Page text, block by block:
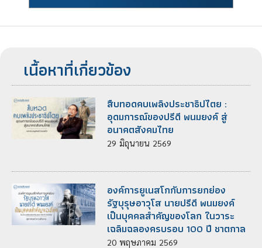
เนื้อหาที่เกี่ยวข้อง
สืบทอดคบเพลิงประชาธิปไตย :
อุดมการณ์ของปรีดี พนมยงค์ สู่
อนาคตสังคมไทย
29 มิถุนายน 2569
องค์การยูเนสโกกับการยกย่อง
รัฐบุรุษอาวุโส นายปรีดี พนมยงค์
เป็นบุคคลสำคัญของโลก ในวาระ
เฉลิมฉลองครบรอบ 100 ปี ชาตกาล
20 พฤษภาคม 2569